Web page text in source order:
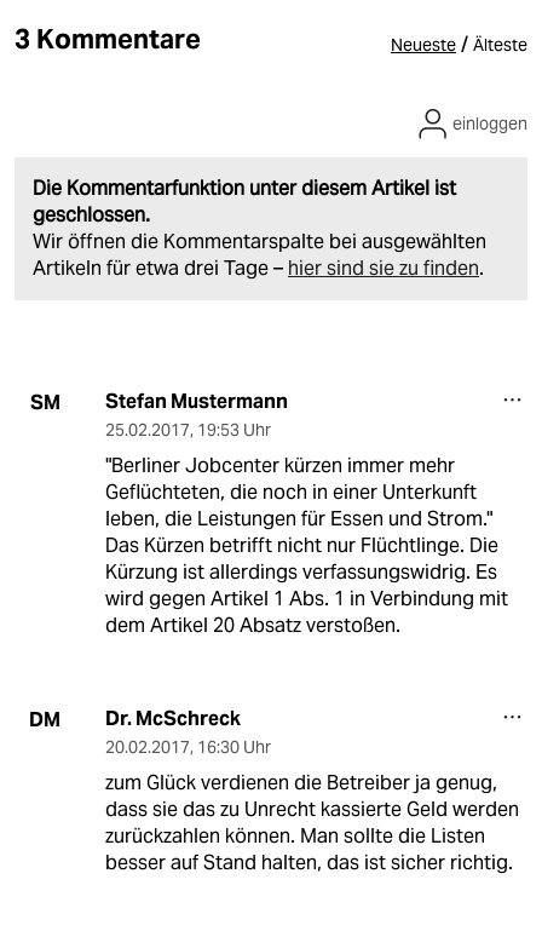
3 Kommentare Neueste / Älteste
Die Kommentarfunktion unter diesem Artikel ist
geschlossen.
Wir öffnen die Kommentarspalte bei ausgewählten
Artikeln für etwa drei Tage – hier sind sie zu finden.
einloggen
SM Stefan Mustermann
25.02.2017, 19:53 Uhr
"Berliner Jobcenter kürzen immer mehr
Geflüchteten, die noch in einer Unterkunft
leben, die Leistungen für Essen und Strom."
Das Kürzen betrifft nicht nur Flüchtlinge. Die
Kürzung ist allerdings verfassungswidrig. Es
wird gegen Artikel 1 Abs. 1 in Verbindung mit
dem Artikel 20 Absatz verstoßen.
DM Dr. McSchreck
20.02.2017, 16:30 Uhr
zum Glück verdienen die Betreiber ja genug,
dass sie das zu Unrecht kassierte Geld werden
zurückzahlen können. Man sollte die Listen
besser auf Stand halten, das ist sicher richtig.